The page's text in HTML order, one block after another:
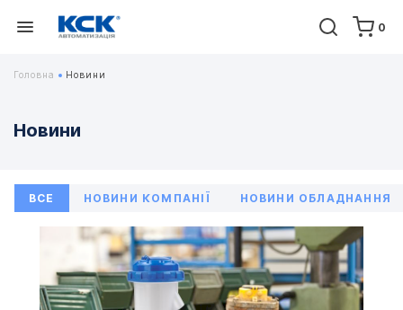
0
Головна Новини
Новини
ВСЕ НОВИНИ КОМПАНІЇ НОВИНИ ОБЛАДНАННЯ